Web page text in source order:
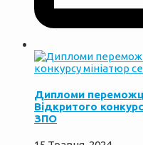
Дипломи
Відкритого
ЗПО